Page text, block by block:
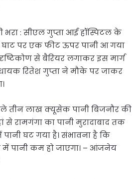
भरा : सीएल गुप्ता आई हॉस्पिटल के
पर एक फीट ऊपर पानी आ गया
से बैरियर लगाकर इस मार्ग
रितेश गुप्ता ने मौके पर जाकर
तीन लाख क्यूसेक पानी बिजनौर की
से रामगंगा का पानी मुरादाबाद तक
घट गया है। संभावना है कि
में पानी कम हो जाएगा। – आंजनेय